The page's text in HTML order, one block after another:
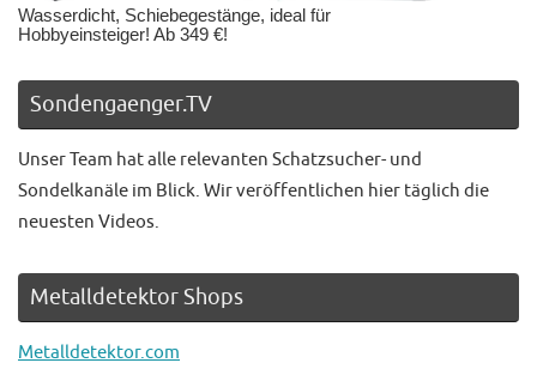
Wasserdicht, Schiebegestänge, ideal für
Hobbyeinsteiger! Ab 349 €!
Sondengaenger.TV
Unser Team hat alle relevanten Schatzsucher- und
Sondelkanäle im Blick. Wir veröffentlichen hier täglich die
neuesten Videos.
Metalldetektor Shops
Metalldetektor.com